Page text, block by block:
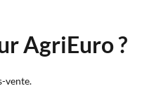
AgriEuro ?
vente.